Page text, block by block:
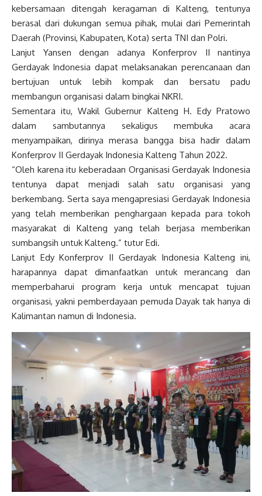
kebersamaan ditengah keragaman di Kalteng, tentunya
berasal dari dukungan semua pihak, mulai dari Pemerintah
Daerah (Provinsi, Kabupaten, Kota) serta TNI dan Polri.
Lanjut Yansen dengan adanya Konferprov II nantinya
Gerdayak Indonesia dapat melaksanakan perencanaan dan
bertujuan untuk lebih kompak dan bersatu padu
membangun organisasi dalam bingkai NKRI.
Sementara itu, Wakil Gubernur Kalteng H. Edy Pratowo
dalam sambutannya sekaligus membuka acara
menyampaikan, dirinya merasa bangga bisa hadir dalam
Konferprov II Gerdayak Indonesia Kalteng Tahun 2022.
“Oleh karena itu keberadaan Organisasi Gerdayak Indonesia
tentunya dapat menjadi salah satu organisasi yang
berkembang. Serta saya mengapresiasi Gerdayak Indonesia
yang telah memberikan penghargaan kepada para tokoh
masyarakat di Kalteng yang telah berjasa memberikan
sumbangsih untuk Kalteng.” tutur Edi.
Lanjut Edy Konferprov II Gerdayak Indonesia Kalteng ini,
harapannya dapat dimanfaatkan untuk merancang dan
memperbaharui program kerja untuk mencapat tujuan
organisasi, yakni pemberdayaan pemuda Dayak tak hanya di
Kalimantan namun di Indonesia.